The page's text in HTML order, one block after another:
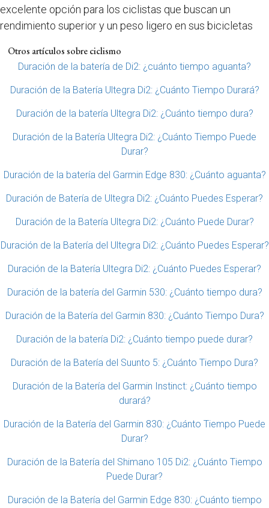
excelente opción para los ciclistas que buscan un
rendimiento superior y un peso ligero en sus bicicletas
Otros artículos sobre ciclismo
Duración de la batería de Di2: ¿cuánto tiempo aguanta?
Duración de la Batería Ultegra Di2: ¿Cuánto Tiempo Durará?
Duración de la batería Ultegra Di2: ¿Cuánto tiempo dura?
Duración de la Batería Ultegra Di2: ¿Cuánto Tiempo Puede
Durar?
Duración de la batería del Garmin Edge 830: ¿Cuánto aguanta?
Duración de Batería de Ultegra Di2: ¿Cuánto Puedes Esperar?
Duración de la Batería Ultegra Di2: ¿Cuánto Puede Durar?
Duración de la Batería del Ultegra Di2: ¿Cuánto Puedes Esperar?
Duración de la Batería Ultegra Di2: ¿Cuánto Puedes Esperar?
Duración de la batería del Garmin 530: ¿Cuánto tiempo dura?
Duración de la Batería del Garmin 830: ¿Cuánto Tiempo Dura?
Duración de la batería Di2: ¿Cuánto tiempo puede durar?
Duración de la Batería del Suunto 5: ¿Cuánto Tiempo Dura?
Duración de la Batería del Garmin Instinct: ¿Cuánto tiempo
durará?
Duración de la Batería del Garmin 830: ¿Cuánto Tiempo Puede
Durar?
Duración de la Batería del Shimano 105 Di2: ¿Cuánto Tiempo
Puede Durar?
Duración de la Batería del Garmin Edge 830: ¿Cuánto tiempo